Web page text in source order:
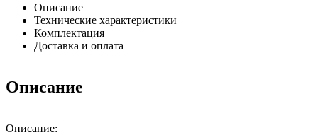
Описание
Технические характеристики
Комплектация
Доставка и оплата
Описание
Описание: